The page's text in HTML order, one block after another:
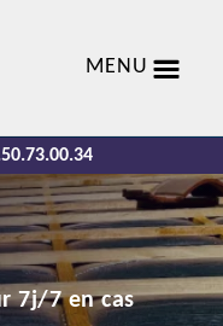
MENU
7j/7 en cas